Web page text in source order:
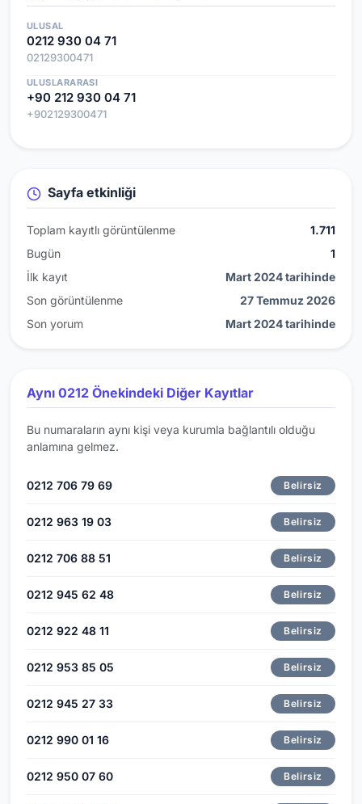
ULUSAL
0212 930 04 71
02129300471
ULUSLARARASI
+90 212 930 04 71
+902129300471
Sayfa etkinliği
Toplam kayıtlı görüntülenme
1.711
Bugün
1
İlk kayıt
Mart 2024 tarihinde
Son görüntülenme
27 Temmuz 2026
Son yorum
Mart 2024 tarihinde
Aynı 0212 Önekindeki Diğer Kayıtlar
Bu numaraların aynı kişi veya kurumla bağlantılı olduğu
anlamına gelmez.
0212 706 79 69 Belirsiz
0212 963 19 03 Belirsiz
0212 706 88 51 Belirsiz
0212 945 62 48 Belirsiz
0212 922 48 11 Belirsiz
0212 953 85 05 Belirsiz
0212 945 27 33 Belirsiz
0212 990 01 16 Belirsiz
0212 950 07 60 Belirsiz